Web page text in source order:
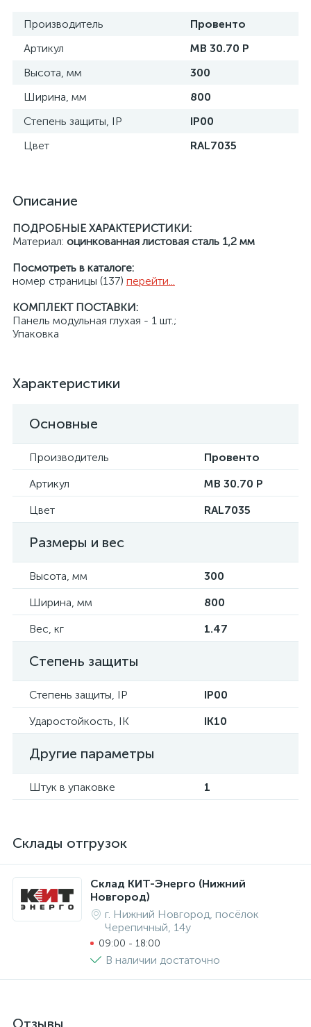
Производитель
Провенто
Артикул
MB 30.70 P
Высота, мм
300
Ширина, мм
800
Степень защиты, IP
IP00
Цвет
RAL7035
Описание
ПОДРОБНЫЕ ХАРАКТЕРИСТИКИ:
Материал: оцинкованная листовая сталь 1,2 мм
Посмотреть в каталоге:
номер страницы (137) перейти...
КОМПЛЕКТ ПОСТАВКИ:
Панель модульная глухая - 1 шт.;
Упаковка
Характеристики
Основные
Производитель
Провенто
Артикул
MB 30.70 P
Цвет
RAL7035
Размеры и вес
Высота, мм
300
Ширина, мм
800
Вес, кг
1.47
Степень защиты
Степень защиты, IP
IP00
Ударостойкость, IK
IK10
Другие параметры
Штук в упаковке 1
Склады отгрузок
Склад КИТ-Энерго (Нижний
Новгород)
г. Нижний Новгород, посёлок
Черепичный, 14у
09:00 - 18:00
В наличии достаточно
Отзывы